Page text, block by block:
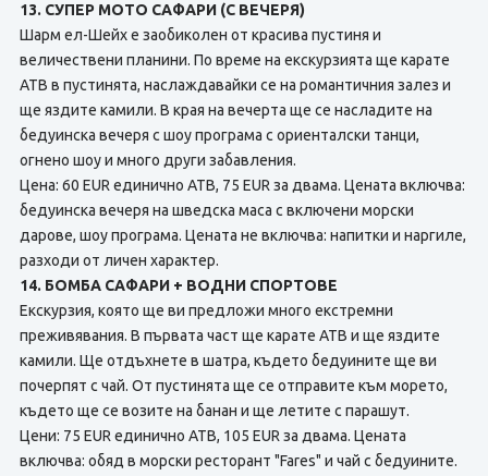
13. СУПЕР МОТО САФАРИ (С ВЕЧЕРЯ)
Шарм ел-Шейх е заобиколен от красива пустиня и
величествени планини. По време на екскурзията ще карате
АТВ в пустинята, наслаждавайки се на романтичния залез и
ще яздите камили. В края на вечерта ще се насладите на
бедуинска вечеря с шоу програма с ориенталски танци,
огнено шоу и много други забавления.
Цена: 60 EUR единично АТВ, 75 EUR за двама. Цената включва:
бедуинска вечеря на шведска маса с включени морски
дарове, шоу програма. Цената не включва: напитки и наргиле,
разходи от личен характер.
14. БОМБА САФАРИ + ВОДНИ СПОРТОВЕ
Екскурзия, която ще ви предложи много екстремни
преживявания. В първата част ще карате АТВ и ще яздите
камили. Ще отдъхнете в шатра, където бедуините ще ви
почерпят с чай. От пустинята ще се отправите към морето,
където ще се возите на банан и ще летите с парашут.
Цени: 75 EUR единично АТВ, 105 EUR за двама. Цената
включва: обяд в морски ресторант "Fares" и чай с бедуините.